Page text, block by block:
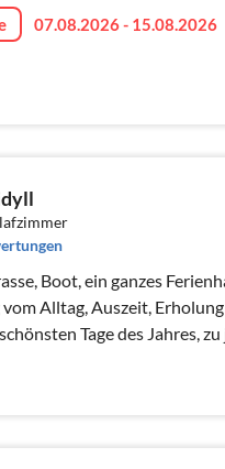
07.08.2026 - 15.08.2026
Boot, ein ganzes
vom Alltag, Auszeit,
Tage des Jahres, zu